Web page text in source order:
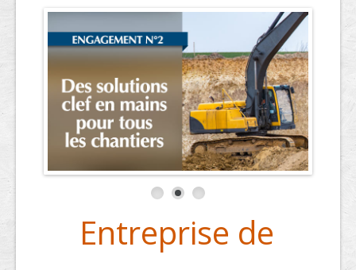
Contact et devis
Entreprise de